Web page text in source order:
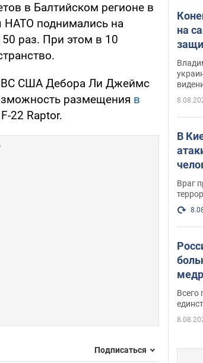
в Балтийском регионе в
НАТО поднимались на
раз. При этом в 10
США Дебора Ли Джеймс
размещения в
F-22 Raptor.
Подписаться
на
В
Враг
Всего